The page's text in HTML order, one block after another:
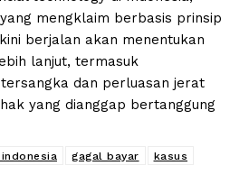
mengklaim berbasis prinsip
berjalan akan menentukan
lanjut, termasuk
dan perluasan jerat
yang dianggap bertanggung
gagal bayar
kasus